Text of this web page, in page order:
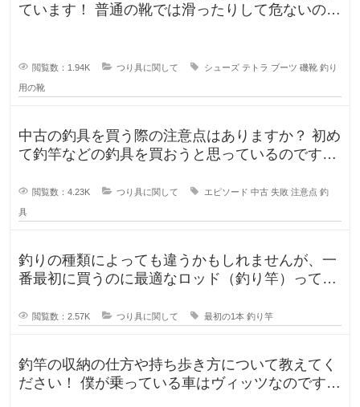
ています！ 普通の靴では滑ったりして危ないの
閲覧数：1.94K つり具に関して シューズ テトラ ブーツ 磯靴 釣り
用の靴
中古の釣具を買う際の注意点はありますか？ 初め
て釣竿などの釣具を買おうと思っているのです
閲覧数：4.23K つり具に関して エピソード 中古 失敗 注意点 釣
具
釣りの種類によっても違うかもしれませんが、一
番最初に買うのに最適なロッド（釣り竿）ってど
閲覧数：2.57K つり具に関して 最初の1本 釣り竿
釣竿の収納の仕方や持ち歩き方について教えてく
ださい！ 僕が乗っている車はヴィッツなのです